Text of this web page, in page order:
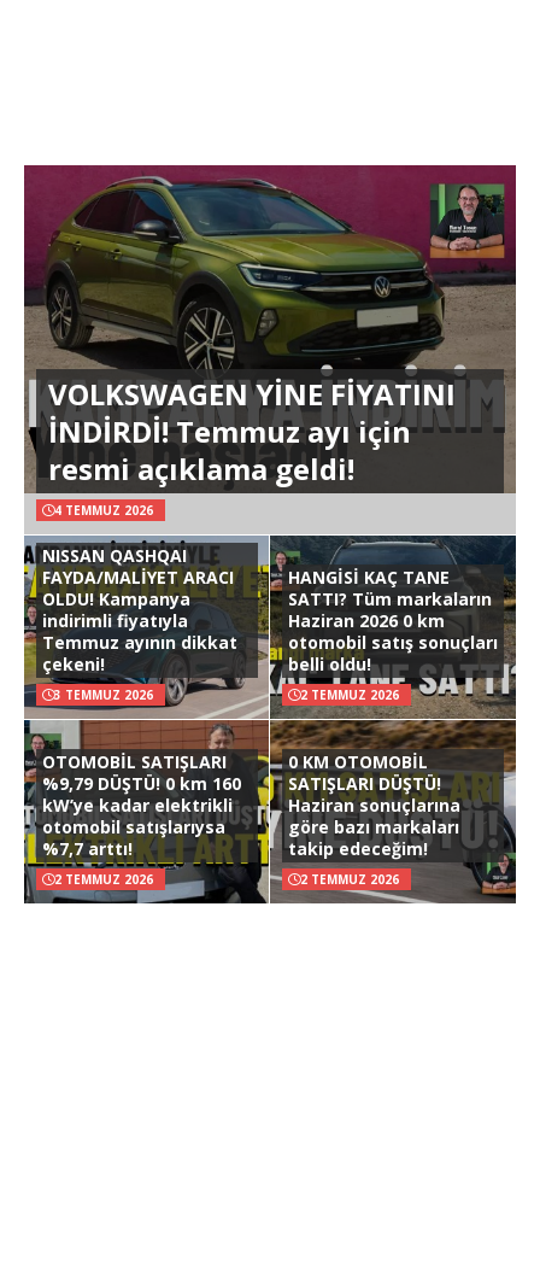
VOLKSWAGEN YİNE FİYATINI
İNDİRDİ! Temmuz ayı için
resmi açıklama geldi!
4 TEMMUZ 2026
NISSAN QASHQAI
FAYDA/MALİYET ARACI
OLDU! Kampanya
indirimli fiyatıyla
Temmuz ayının dikkat
çekeni!
3 TEMMUZ 2026
HANGİSİ KAÇ TANE
SATTI? Tüm markaların
Haziran 2026 0 km
otomobil satış sonuçları
belli oldu!
2 TEMMUZ 2026
OTOMOBİL SATIŞLARI
%9,79 DÜŞTÜ! 0 km 160
kW’ye kadar elektrikli
otomobil satışlarıysa
%7,7 arttı!
2 TEMMUZ 2026
0 KM OTOMOBİL
SATIŞLARI DÜŞTÜ!
Haziran sonuçlarına
göre bazı markaları
takip edeceğim!
2 TEMMUZ 2026